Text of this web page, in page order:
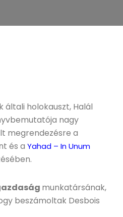
általi holokauszt, Halál
nagy
megrendezésre a
és a Yahad – In Unum
munkatársának,
beszámoltak Desbois